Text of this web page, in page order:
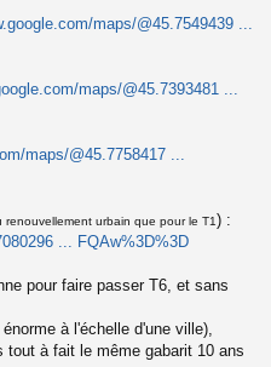
maps/@45.7549439 ...
maps/@45.7393481 ...
maps/@45.7758417 ...
renouvellement urbain que pour le T1) :
... FQAw%3D%3D
pour faire passer T6, et sans
à l'échelle d'une ville),
tout à fait le même gabarit 10 ans